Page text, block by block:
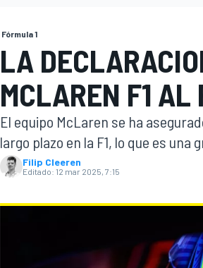
Fórmula 1
LA
MCLAREN F1 AL
El equipo McLaren se ha
largo plazo en la F1, lo que es
Filip Cleeren
Editado: 12 mar 2025, 7:15